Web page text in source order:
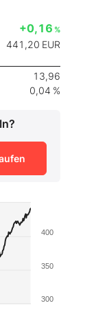
+0,16 %
441,20 EUR
13,96
0,04 %
300
350
400